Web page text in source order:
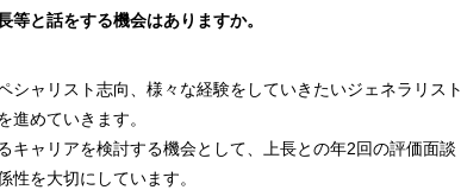
と話をする機会はありますか。
シャリスト志向、様々な経験をしていきたいジェネラリスト
進めていきます。
キャリアを検討する機会として、上長との年2回の評価面談
性を大切にしています。